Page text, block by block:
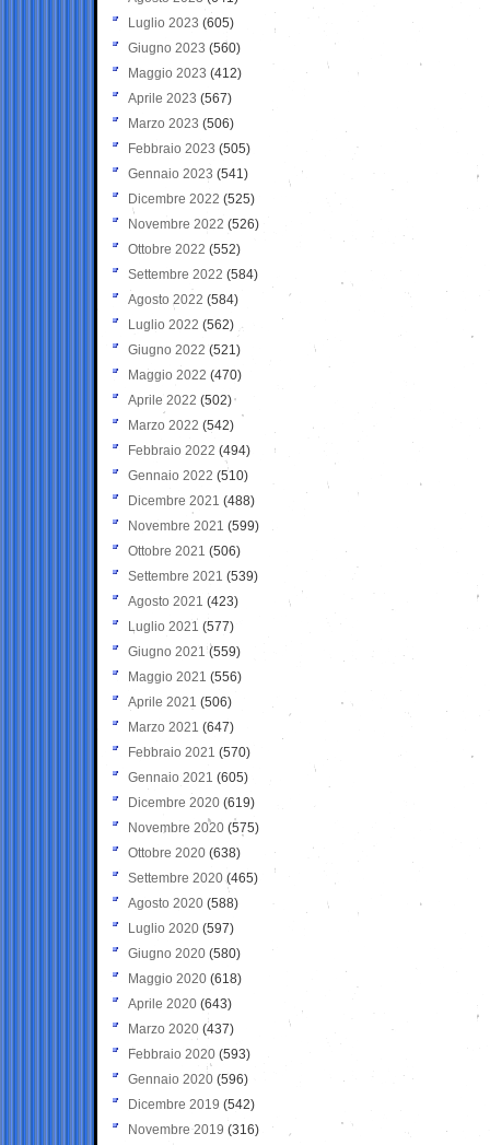
Luglio 2023 (605)
Giugno 2023 (560)
Maggio 2023 (412)
Aprile 2023 (567)
Marzo 2023 (506)
Febbraio 2023 (505)
Gennaio 2023 (541)
Dicembre 2022 (525)
Novembre 2022 (526)
Ottobre 2022 (552)
Settembre 2022 (584)
Agosto 2022 (584)
Luglio 2022 (562)
Giugno 2022 (521)
Maggio 2022 (470)
Aprile 2022 (502)
Marzo 2022 (542)
Febbraio 2022 (494)
Gennaio 2022 (510)
Dicembre 2021 (488)
Novembre 2021 (599)
Ottobre 2021 (506)
Settembre 2021 (539)
Agosto 2021 (423)
Luglio 2021 (577)
Giugno 2021(559)
Maggio 2021 (556)
Aprile 2021 (506)
Marzo 2021 (647)
Febbraio 2021 (570)
Gennaio 2021 (605)
Dicembre 2020 (619)
Novembre 2020 (575)
Ottobre 2020 (638)
Settembre 2020(465)
Agosto 2020 (588)
Luglio 2020 (597)
Giugno 2020 (580)
Maggio 2020 (618)
Aprile 2020 (643)
Marzo 2020 (437)
Febbraio 2020 (593)
Gennaio 2020 (596)
Dicembre 2019 (542)
Novembre 2019 (316)